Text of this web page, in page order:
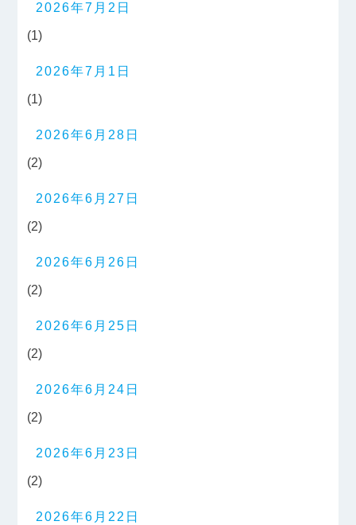
2026年7月2日
(1)
2026年7月1日
(1)
2026年6月28日
(2)
2026年6月27日
(2)
2026年6月26日
(2)
2026年6月25日
(2)
2026年6月24日
(2)
2026年6月23日
(2)
2026年6月22日